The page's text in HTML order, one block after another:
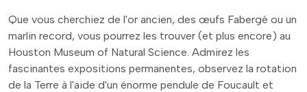
Que vous cherchiez de l'or ancien, des œufs Fabergé ou un
marlin record, vous pourrez les trouver (et plus encore) au
Houston Museum of Natural Science. Admirez les
fascinantes expositions permanentes, observez la rotation
de la Terre à l'aide d'un énorme pendule de Foucault et